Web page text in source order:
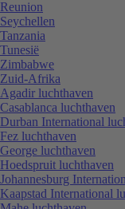
Reunion
Seychellen
Tanzania
Tunesië
Zimbabwe
Zuid-Afrika
Agadir luchthaven
Casablanca luchthaven
Durban International
Fez luchthaven
George luchthaven
Hoedspruit luchthaven
Johannesburg
Kaapstad International